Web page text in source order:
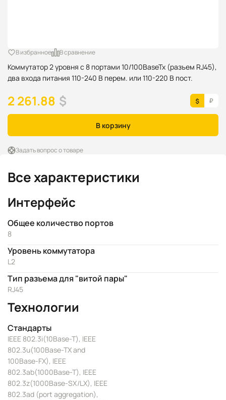
Коммутатор 2 уровня с 8 портами 10/100BaseTx (разъем RJ45),
два входа питания 110-240 В перем. или 110-220 В пост.
В избранное В сравнение
2 261.88 $
В корзину
Задать вопрос о товаре
Все характеристики
Интерфейс
Общее количество портов
8
Уровень коммутатора
L2
Тип разъема для "витой пары"
RJ45
Технологии
Стандарты
IEEE 802.3i(10Base-T), IEEE
802.3u(100Base-TX and
100Base-FX), IEEE
802.3ab(1000Base-T), IEEE
802.3z(1000Base-SX/LX), IEEE
802.3ad (port aggregation),